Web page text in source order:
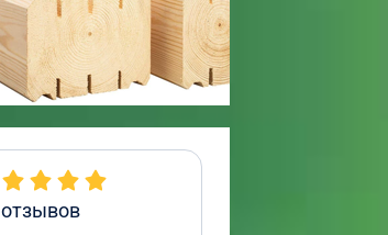
отзывов